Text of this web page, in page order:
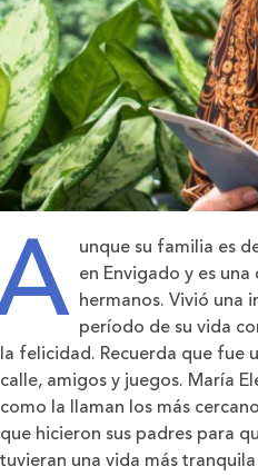
unque su familia es
en Envigado y es
hermanos. Vivió una
período de su vida
la felicidad. Recuerda que fue
calle, amigos y juegos. María
como la llaman los más
que hicieron sus padres para
tuvieran una vida más